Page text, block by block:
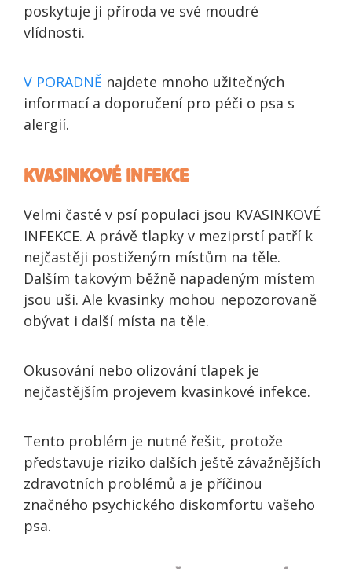
poskytuje ji příroda ve své moudré
vlídnosti.
V PORADNĚ najdete mnoho užitečných
informací a doporučení pro péči o psa s
alergií.
KVASINKOVÉ INFEKCE
Velmi časté v psí populaci jsou KVASINKOVÉ
INFEKCE. A právě tlapky v meziprstí patří k
nejčastěji postiženým místům na těle.
Dalším takovým běžně napadeným místem
jsou uši. Ale kvasinky mohou nepozorovaně
obývat i další místa na těle.
Okusování nebo olizování tlapek je
nejčastějším projevem kvasinkové infekce.
Tento problém je nutné řešit, protože
představuje riziko dalších ještě závažnějších
zdravotních problémů a je příčinou
značného psychického diskomfortu vašeho
psa.